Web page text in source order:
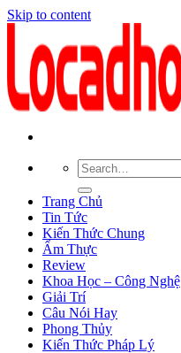
Skip to content
Trang Chủ
Tin Tức
Kiến Thức Chung
Ẩm Thực
Review
Khoa Học – Công Nghệ
Giải Trí
Câu Nói Hay
Phong Thủy
Kiến Thức Pháp Lý